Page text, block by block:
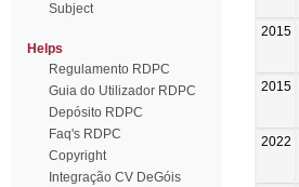
Subject
Helps
Regulamento RDPC
Guia do Utilizador RDPC
Depósito RDPC
Faq's RDPC
Copyright
Integração CV DeGóis
2015
2015
2022